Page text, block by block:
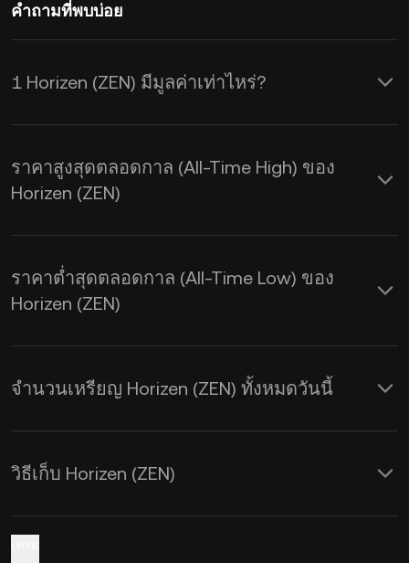
คำถามที่พบบ่อย
1 Horizen (ZEN) มีมูลค่าเท่าไหร่?
KuCoin มีการอัปเดตราคาในสกุล USD
แบบเรียลไทม์สำหรับ Horizen (ZEN) ซึ่ง
ราคา Horizen จะได้รับผลกระทบจาก
แลกเปลี่ยนจากZEN เป็น USDแบบเรียล
ไทม์
ราคาสูงสุดตลอดกาล (All-Time High) ของ
Horizen (ZEN)
ราคาต่ำสุดตลอดกาล (All-Time Low) ของ
Horizen (ZEN)
จำนวนเหรียญ Horizen (ZEN) ทั้งหมดวันนี้
วิธีเก็บ Horizen (ZEN)